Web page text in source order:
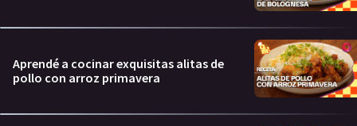
Aprendé a cocinar exquisitas alitas de
pollo con arroz primavera